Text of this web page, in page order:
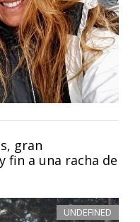
gran
fin a una racha de
UNDEFINED